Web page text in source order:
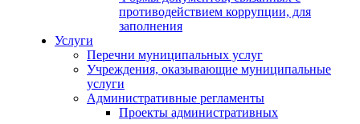
противодействием коррупции, для
заполнения
Услуги
Перечни муниципальных услуг
Учреждения, оказывающие муниципальные
услуги
Административные регламенты
Проекты административных